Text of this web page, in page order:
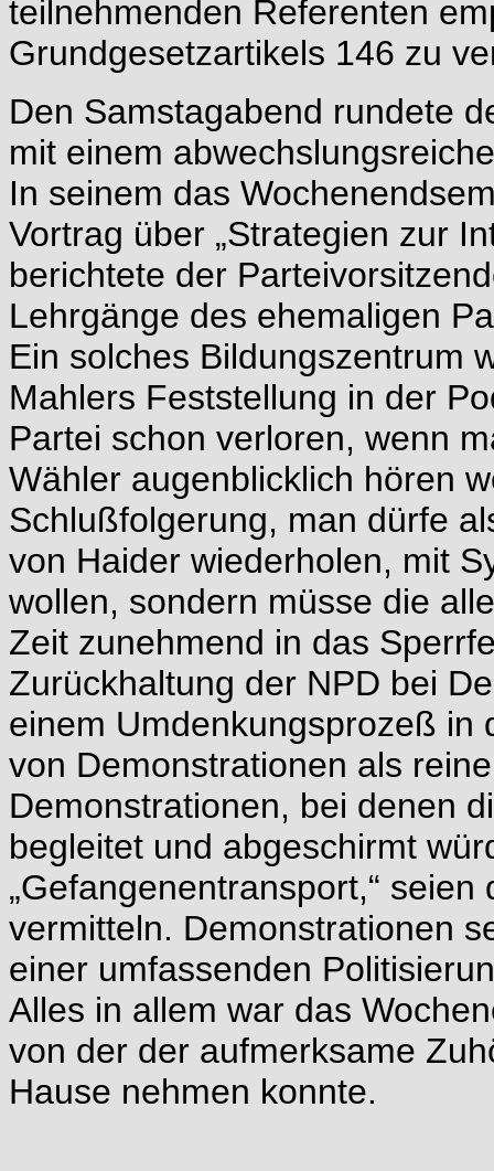
teilnehmenden Referenten
Grundgesetzartikels 146 zu
Den Samstagabend rundete
mit einem
In seinem das
Vortrag über „Strategien zur
berichtete der
Lehrgänge des ehemaligen
Ein solches Bildungszentrum
Mahlers Feststellung in der
Partei schon verloren, wenn
Wähler augenblicklich hören
Schlußfolgerung, man dürfe
von Haider wiederholen, mit
wollen, sondern müsse die
Zeit zunehmend in das
Zurückhaltung der NPD bei
einem Umdenkungsprozeß in
von Demonstrationen als
Demonstrationen, bei denen
begleitet und abgeschirmt
„Gefangenentransport,“
vermitteln. Demonstrationen
einer umfassenden
Alles in allem war das
von der der aufmerksame
Hause nehmen konnte.